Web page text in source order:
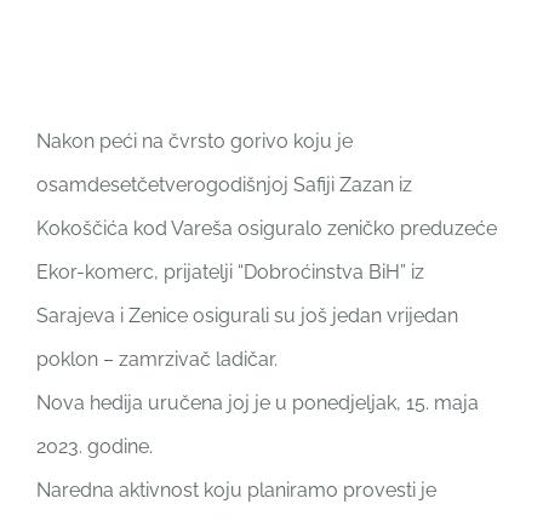
Nakon peći na čvrsto gorivo koju je
osamdesetčetverogodišnjoj Safiji Zazan iz
Kokoščića kod Vareša osiguralo zeničko preduzeće
Ekor-komerc, prijatelji “Dobroćinstva BiH” iz
Sarajeva i Zenice osigurali su još jedan vrijedan
poklon – zamrzivač ladičar.
Nova hedija uručena joj je u ponedjeljak, 15. maja
2023. godine.
Naredna aktivnost koju planiramo provesti je